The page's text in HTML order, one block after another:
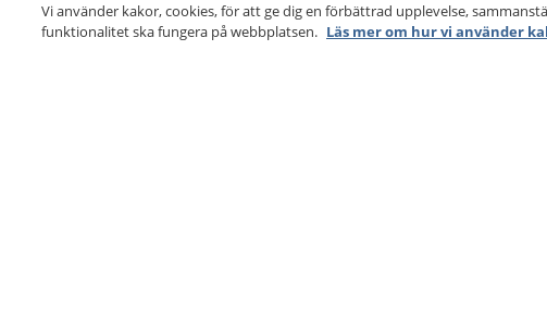
Vi använder kakor, cookies, för att ge dig en förbättrad upplevelse,
funktionalitet ska fungera på webbplatsen. Läs mer om hur vi använder